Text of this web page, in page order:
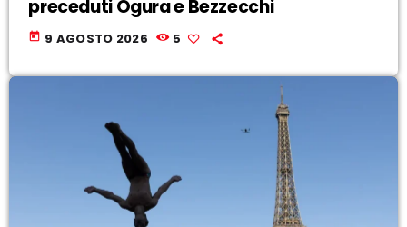
preceduti Ogura e Bezzecchi
today 9 AGOSTO 2026 5